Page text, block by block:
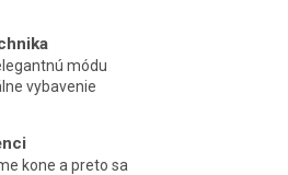
módu
vybavenie
kone a preto sa